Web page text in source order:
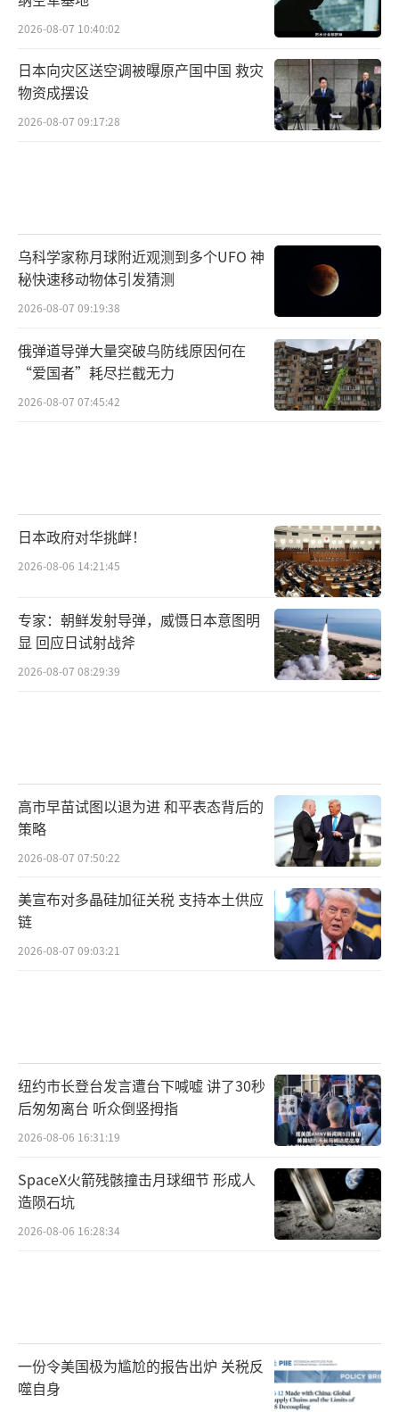
2026-08-07 10:40:02
日本向灾区送空调被曝原产国中国 救灾
物资成摆设
2026-08-07 09:17:28
乌科学家称月球附近观测到多个UFO 神
秘快速移动物体引发猜测
2026-08-07 09:19:38
俄弹道导弹大量突破乌防线原因何在
“爱国者”耗尽拦截无力
2026-08-07 07:45:42
日本政府对华挑衅！
2026-08-06 14:21:45
专家：朝鲜发射导弹，威慑日本意图明
显 回应日试射战斧
2026-08-07 08:29:39
高市早苗试图以退为进 和平表态背后的
策略
2026-08-07 07:50:22
美宣布对多晶硅加征关税 支持本土供应
链
2026-08-07 09:03:21
纽约市长登台发言遭台下喊嘘 讲了30秒
后匆匆离台 听众倒竖拇指
2026-08-06 16:31:19
SpaceX火箭残骸撞击月球细节 形成人
造陨石坑
2026-08-06 16:28:34
一份令美国极为尴尬的报告出炉 关税反
噬自身